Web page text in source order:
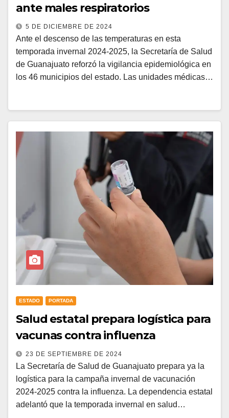
ante males respiratorios
5 DE DICIEMBRE DE 2024
Ante el descenso de las temperaturas en esta
temporada invernal 2024-2025, la Secretaría de Salud
de Guanajuato reforzó la vigilancia epidemiológica en
los 46 municipios del estado. Las unidades médicas…
ESTADO PORTADA
Salud estatal prepara logística para
vacunas contra influenza
23 DE SEPTIEMBRE DE 2024
La Secretaría de Salud de Guanajuato prepara ya la
logística para la campaña invernal de vacunación
2024-2025 contra la influenza. La dependencia estatal
adelantó que la temporada invernal en salud…